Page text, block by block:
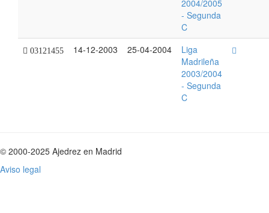
2004/2005
- Segunda
C
03121455 14-12-2003 25-04-2004
Liga
Madrileña
2003/2004
- Segunda
C
© 2000-2025 Ajedrez en Madrid
Aviso legal